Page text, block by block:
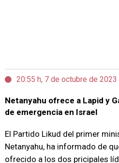
20:55 h, 7 de octubre de 2023
Netanyahu ofrece a Lapid y
de emergencia en Israel
El Partido Likud del primer
Netanyahu, ha informado de
ofrecido a los dos pricipales